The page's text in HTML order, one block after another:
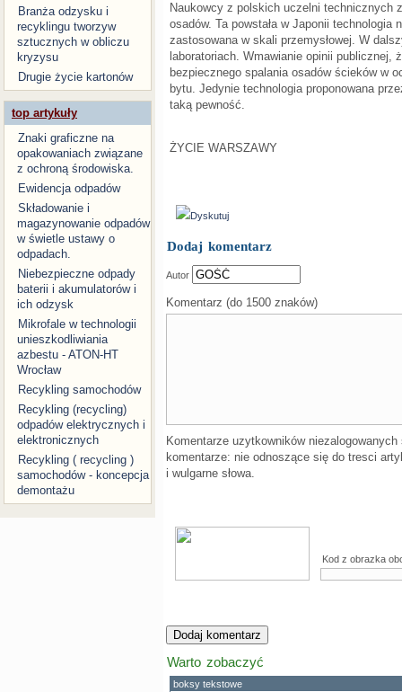
Branża odzysku i
recyklingu tworzyw
sztucznych w obliczu
kryzysu
Drugie życie kartonów
top artykuły
Znaki graficzne na
opakowaniach związane
z ochroną środowiska.
Ewidencja odpadów
Składowanie i
magazynowanie odpadów
w świetle ustawy o
odpadach.
Niebezpieczne odpady
baterii i akumulatorów i
ich odzysk
Mikrofale w technologii
unieszkodliwiania
azbestu - ATON-HT
Wrocław
Recykling samochodów
Recykling (recycling)
odpadów elektrycznych i
elektronicznych
Recykling ( recycling )
samochodów - koncepcja
demontażu
Naukowcy z polskich uczelni technicznych
osadów. Ta powstała w Japonii technologia
zastosowana w skali przemysłowej. W
laboratoriach. Wmawianie opinii publicznej,
bezpiecznego spalania osadów ścieków w
bytu. Jedynie technologia proponowana
taką pewność.
ŻYCIE WARSZAWY
Dyskutuj
Dodaj komentarz
Autor
Komentarz (do 1500 znaków)
Komentarze uzytkowników
komentarze: nie odnoszące się do tresci
i wulgarne słowa.
Kod z obrazka
Warto zobaczyć
boksy tekstowe